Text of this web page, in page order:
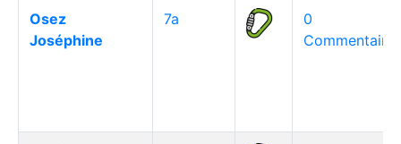
Osez
Joséphine
7a
0